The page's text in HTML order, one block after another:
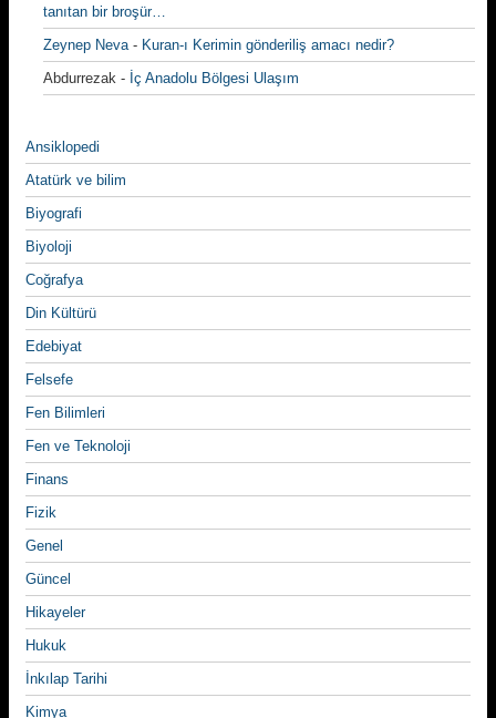
tanıtan bir broşür…
Zeynep Neva- Kuran-ı Kerimin gönderiliş amacı nedir?
Abdurrezak - İç Anadolu Bölgesi Ulaşım
Ansiklopedi
Atatürk ve bilim
Biyografi
Biyoloji
Coğrafya
Din Kültürü
Edebiyat
Felsefe
Fen Bilimleri
Fen ve Teknoloji
Finans
Fizik
Genel
Güncel
Hikayeler
Hukuk
İnkılap Tarihi
Kimya